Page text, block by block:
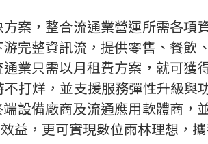
案，整合流通業營運所需各
完整資訊流，提供零售、餐
業只需以月租費方案，就可
打烊，並支援服務彈性升級與
設備廠商及流通應用軟體商
益，更可實現數位雨林理想，